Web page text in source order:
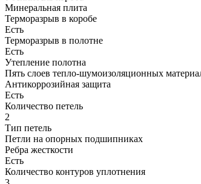
Минеральная плита
Терморазрыв в коробе
Есть
Терморазрыв в полотне
Есть
Утепление полотна
Пять слоев тепло-шумоизоляционных
Антикоррозийная защита
Есть
Количество петель
2
Тип петель
Петли на опорных подшипниках
Ребра жесткости
Есть
Количество контуров уплотнения